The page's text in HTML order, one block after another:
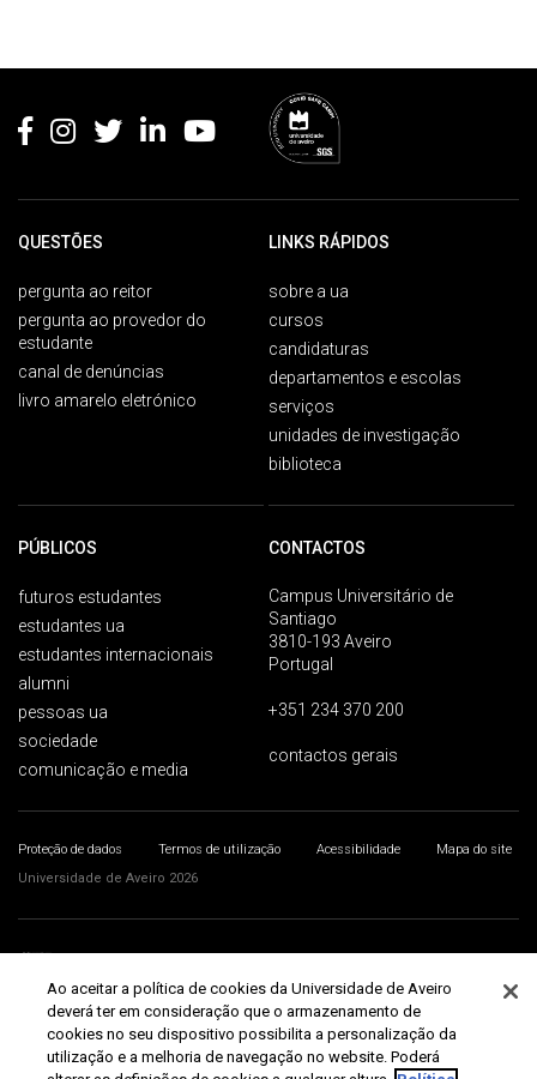
QUESTÕES
pergunta ao reitor
pergunta ao provedor do
estudante
canal de denúncias
livro amarelo eletrónico
LINKS RÁPIDOS
sobre a ua
cursos
candidaturas
departamentos e escolas
serviços
unidades de investigação
biblioteca
PÚBLICOS
futuros estudantes
estudantes ua
estudantes internacionais
alumni
pessoas ua
sociedade
comunicação e media
CONTACTOS
Campus Universitário de
Santiago
3810-193 Aveiro
Portugal
+351 234 370 200
contactos gerais
Proteção de dados Termos de utilização Acessibilidade
Mapa do site
Universidade de Aveiro 2026
Ao aceitar a política de cookies da Universidade de Aveiro
deverá ter em consideração que o armazenamento de
cookies no seu dispositivo possibilita a personalização da
utilização e a melhoria de navegação no website. Poderá